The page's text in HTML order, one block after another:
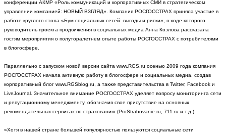
конференции АКМР «Роль коммуникаций и корпоративных СМИ в стратегическом
управлении компанией: НОВЫЙ ВЗГЛЯД». Компания РОСГОССТРАХ приняла участие в
работе круглого стола «Бум социальных сетей: выгоды и риски», в ходе которого
руководитель проекта продвижения в социальных медиа Анна Козлова рассказала
гостям мероприятия о полуторалетнем опыте работы РОСГОССТРАХ с потребителями
в блогосфере.
Параллельно с запуском новой версии сайта www.RGS.ru осенью 2009 года компания
РОСГОССТРАХ начала активную работу в блогосфере и социальных медиа, создав
корпоративный блог www.RGSblog.ru, а также представительства в Twitter, Facebook и
LiveJournal. Значительное внимание РОСГОССТРАХ уделяет вопросу мониторинга сети
и репутационному менеджменту, обозначив свое присутствие на основных
рекомендательных сервисах по страхованию (ProStrahovanie.ru, 711.ru и т.д.).
«Хотя в нашей стране большей популярностью пользуются социальные сети